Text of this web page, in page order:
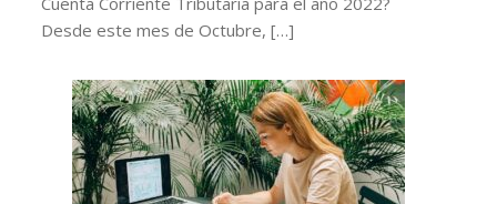
Desde este mes de Octubre, […]